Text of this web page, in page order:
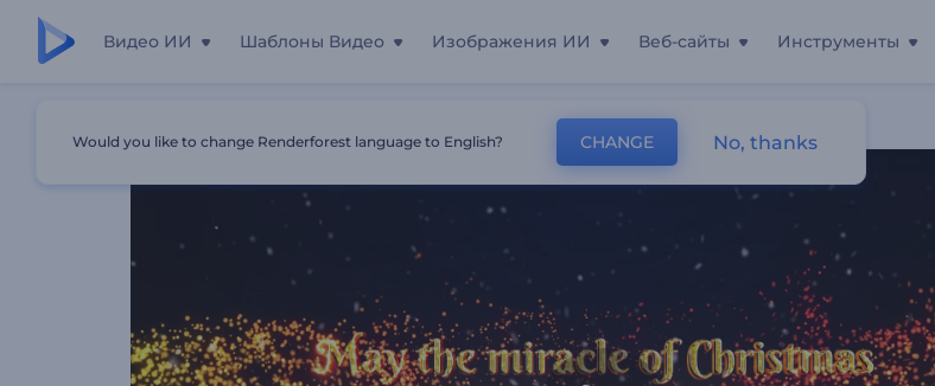
Видео ИИ Шаблоны Видео Изображения ИИ Веб-сайты Инструменты
Видеопоздравление C Новогодними Огнями
Would you like to change Renderforest language to English? CHANGE No, thanks